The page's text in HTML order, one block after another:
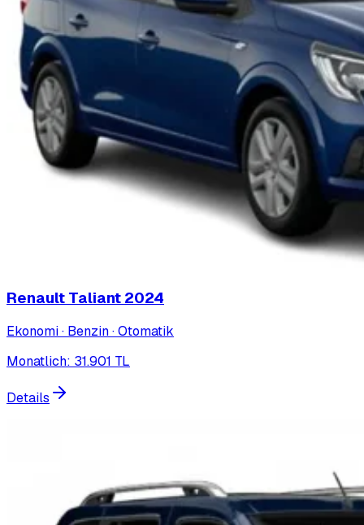
Renault Taliant 2024
Ekonomi · Benzin · Otomatik
Monatlich: 31.901 TL
Details